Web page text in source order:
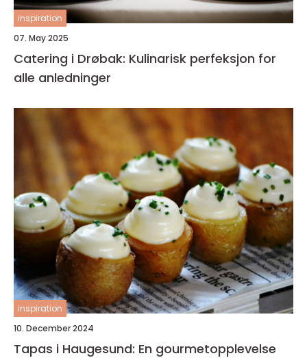
inspiration
07. May 2025
Catering i Drøbak: Kulinarisk perfeksjon for
alle anledninger
inspiration
10. December 2024
Tapas i Haugesund: En gourmetopplevelse